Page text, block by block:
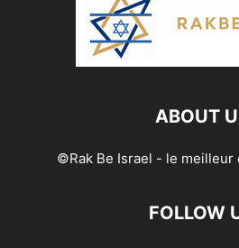
ABOUT
©Rak Be Israel - le meilleur
FOLLOW